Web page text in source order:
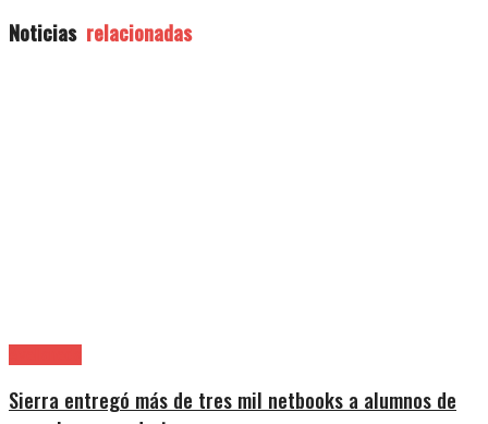
Noticias relacionadas
Sierra entregó más de tres mil netbooks a alumnos de